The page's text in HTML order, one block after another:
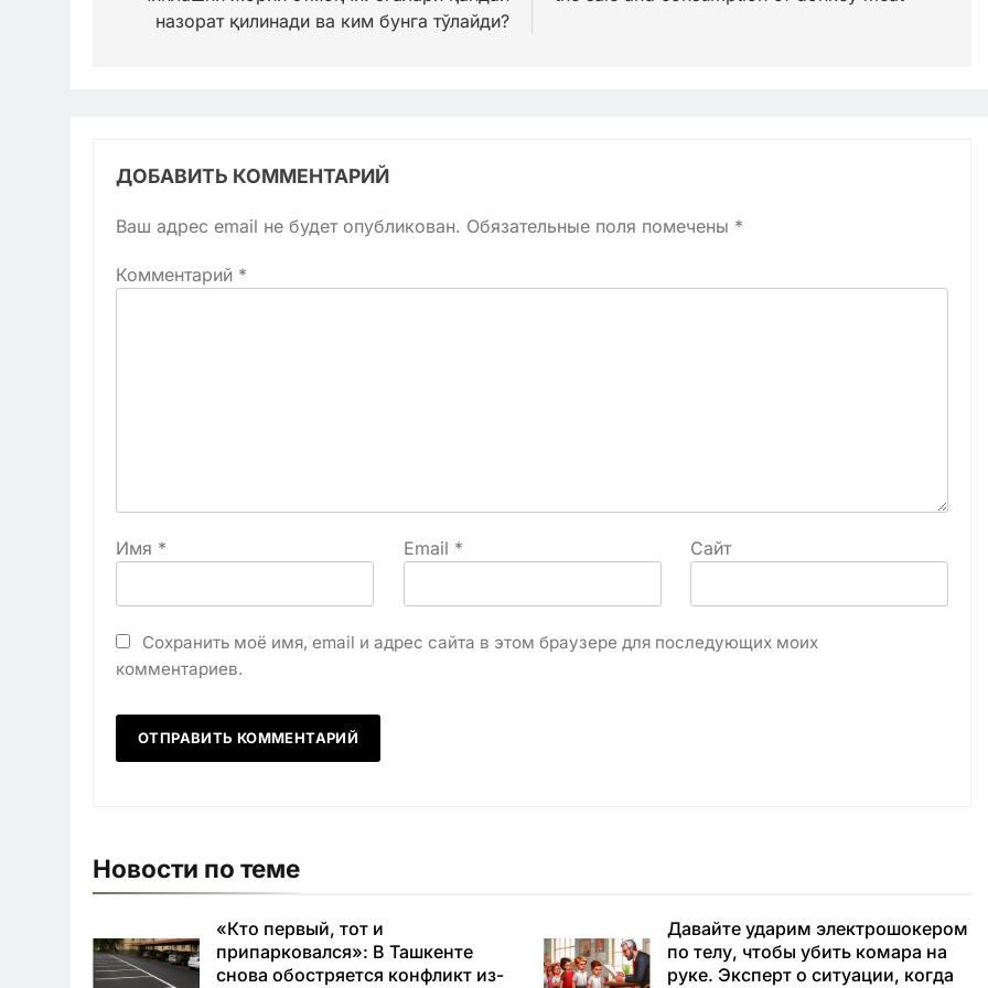
записям
назорат қилинади ва ким бунга тўлайди?
ДОБАВИТЬ КОММЕНТАРИЙ
Ваш адрес email не будет опубликован. Обязательные поля помечены *
Комментарий *
Имя * Email * Сайт
Сохранить моё имя, email и адрес сайта в этом браузере для последующих моих
комментариев.
Новости по теме
«Кто первый, тот и
припарковался»: В Ташкенте
снова обостряется конфликт из-
Давайте ударим электрошокером
по телу, чтобы убить комара на
руке. Эксперт о ситуации, когда